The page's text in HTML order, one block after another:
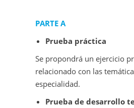
PARTE A
Prueba práctica
Se propondrá un ejercicio
relacionado con las
especialidad.
Prueba de desarrollo